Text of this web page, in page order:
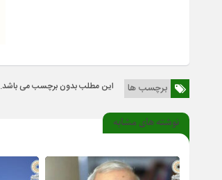
برچسب ها این مطلب بدون برچسب می باشد.
نوشته های مشابه